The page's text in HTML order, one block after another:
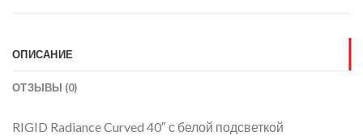
ОПИСАНИЕ
ОТЗЫВЫ (0)
RIGID Radiance Curved 40″ с белой подсветкой